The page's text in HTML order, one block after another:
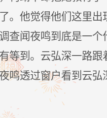
。他觉得他们这里
查闻夜鸣到底是一
等到。云弘深一路
鸣透过窗户看到云